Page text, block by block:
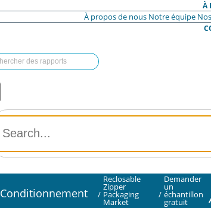
À
À propos de nous Notre équipe
Conditionnement /
Reclosable
Zipper
Packaging
Market
/
Demander
un
échantillon
gratuit